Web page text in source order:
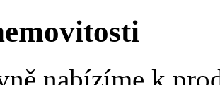
nabízíme k